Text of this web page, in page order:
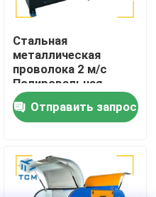
Стальная
металлическая
проволока 2 м/с
Полировальная
машина Стержни
шлифования
Смельчатая машина
Отправить запрос